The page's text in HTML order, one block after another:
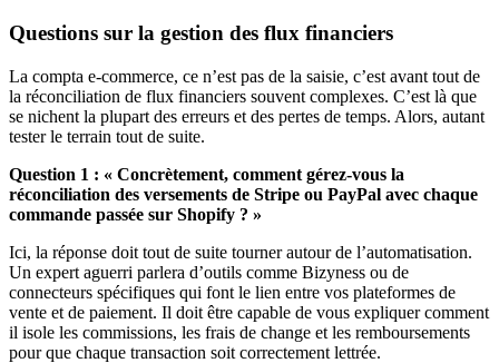
Questions sur la gestion des flux financiers
La compta e-commerce, ce n’est pas de la saisie, c’est avant tout de
la réconciliation de flux financiers souvent complexes. C’est là que
se nichent la plupart des erreurs et des pertes de temps. Alors, autant
tester le terrain tout de suite.
Question 1 : « Concrètement, comment gérez-vous la
réconciliation des versements de Stripe ou PayPal avec chaque
commande passée sur Shopify ? »
Ici, la réponse doit tout de suite tourner autour de l’automatisation.
Un expert aguerri parlera d’outils comme Bizyness ou de
connecteurs spécifiques qui font le lien entre vos plateformes de
vente et de paiement. Il doit être capable de vous expliquer comment
il isole les commissions, les frais de change et les remboursements
pour que chaque transaction soit correctement lettrée.